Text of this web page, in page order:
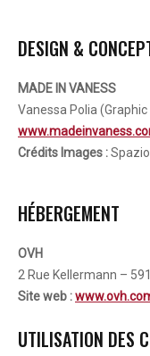
DESIGN &
MADE IN VANESS
Vanessa Polia
Crédits Images :
HÉBERGEMENT
OVH
2 Rue Kellermann –
Site web :
UTILISATION DES